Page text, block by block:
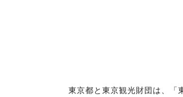
東京都と東京観光財団は、「